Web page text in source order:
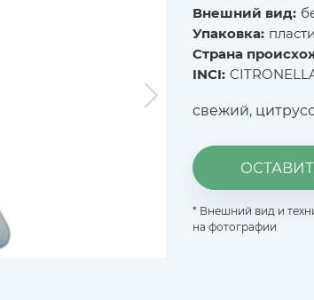
Внешний вид:
Упаковка:
Страна
INCI:
свежий,
* Внешний вид и
на фотографии